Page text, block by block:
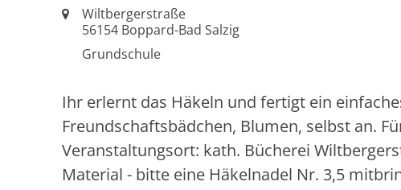
Ort:Wiltbergerstraße
56154 Boppard-Bad Salzig
Grundschule
Ihr erlernt das Häkeln und fertigt ein
Freundschaftsbädchen, Blumen, selbst an.
Veranstaltungsort: kath. Bücherei
Material - bitte eine Häkelnadel Nr. 3,5